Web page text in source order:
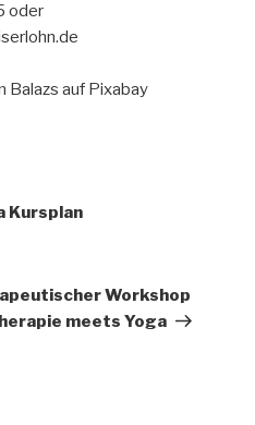
oder
Balazs auf Pixabay
Kursplan
Workshop
meets Yoga